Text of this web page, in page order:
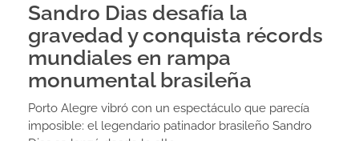
Sandro Dias desafía la
gravedad y conquista récords
mundiales en rampa
monumental brasileña
Porto Alegre vibró con un espectáculo que parecía
imposible: el legendario patinador brasileño Sandro